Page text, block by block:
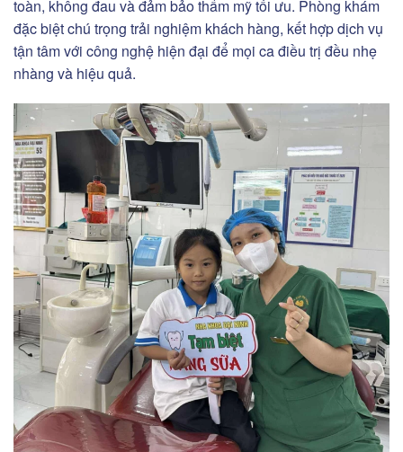
toàn, không đau và đảm bảo thẩm mỹ tối ưu. Phòng khám
đặc biệt chú trọng trải nghiệm khách hàng, kết hợp dịch vụ
tận tâm với công nghệ hiện đại để mọi ca điều trị đều nhẹ
nhàng và hiệu quả.